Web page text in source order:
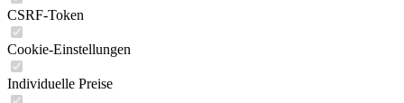
CSRF-Token
Cookie-Einstellungen
Individuelle Preise